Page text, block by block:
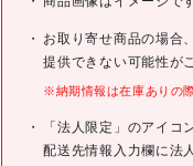
JANコード
仕様
お取り寄せ商品の場合
提供できない可能性が
※納期情報は在庫ありの
「法人限定」のアイ
配送先情報入力欄に法